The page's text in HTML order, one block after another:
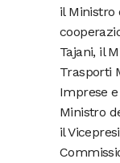
il Ministro
Tajani, il
Trasporti
Imprese
Ministro
il